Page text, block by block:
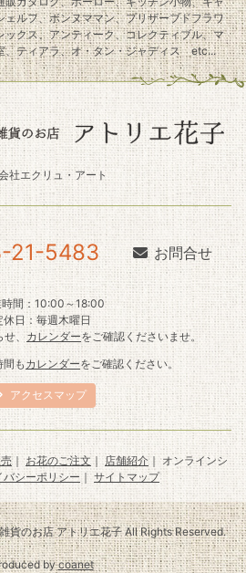
ルフ、ボンヌママン、プリザーブドフラワ
クス、アンティーク、コレクティブル、マ
、ティアラ、オ・タン・ジャディス etc...
社エクリュ・アート
21-5483 お問合せ
時間：10:00～18:00
休日：毎週木曜日
せ、カレンダーをご確認くださいませ。
間もカレンダーをご確認ください。
アクセスマップ
｜お花のご注文 ｜ 店舗紹介｜ オンラインシ
バシーポリシー ｜ サイトマップ
貨のお店 アトリエ花子 All Rights Reserved.
bycoanet